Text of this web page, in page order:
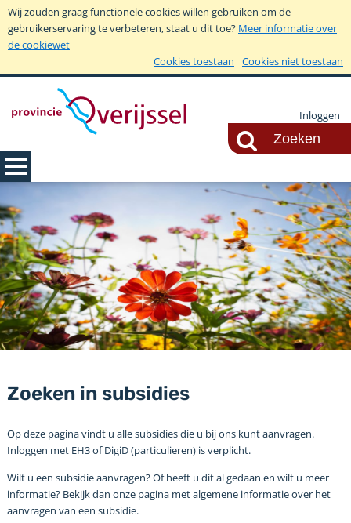
Wij zouden graag functionele cookies willen gebruiken om de
gebruikerservaring te verbeteren, staat u dit toe? Meer informatie over
de cookiewet
Cookies toestaan
Cookies niet toestaan
Inloggen
Zoeken in subsidies
Op deze pagina vindt u alle subsidies die u bij ons kunt aanvragen.
Inloggen met EH3 of DigiD (particulieren) is verplicht.
Wilt u een subsidie aanvragen? Of heeft u dit al gedaan en wilt u meer
informatie? Bekijk dan onze pagina met algemene informatie over het
aanvragen van een subsidie.